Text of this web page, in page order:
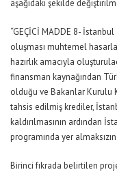
aşağıdaki şekilde
“GEÇİCİ MADDE 8-
oluşması muhtemel
hazırlık amacıyla
finansman kaynağından
olduğu ve Bakanlar Kurulu
tahsis edilmiş krediler,
kaldırılmasının ardından
programında yer
Birinci fıkrada belirtilen